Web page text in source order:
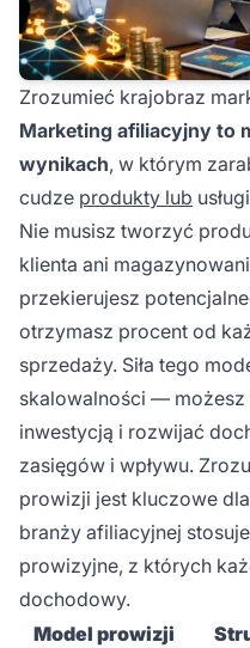
Zrozumieć krajobraz
Marketing afiliacyjny to
wynikach, w którym
cudze produkty lub
Nie musisz tworzyć
klienta ani
przekierujesz
otrzymasz procent od
sprzedaży. Siła tego
skalowalności — możesz
inwestycją i rozwijać
zasięgów i wpływu.
prowizji jest kluczowe
branży afiliacyjnej
prowizyjne, z których
dochodowy.
Model prowizji